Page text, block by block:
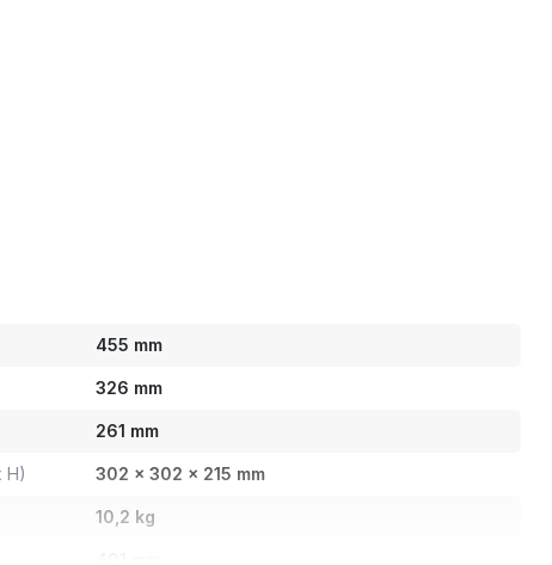
455 mm
326 mm
261 mm
H) 302 x 302 x 215 mm
10,2 kg